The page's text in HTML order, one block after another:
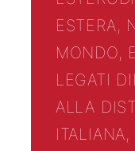
ESTERA,
MONDO,
LEGATI
ALLA